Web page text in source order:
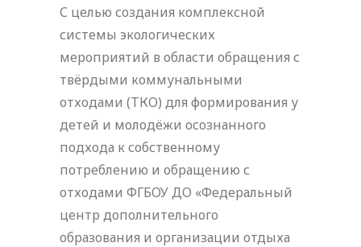
С целью создания комплексной
системы экологических
мероприятий в области обращения с
твёрдыми коммунальными
отходами (ТКО) для формирования у
детей и молодёжи осознанного
подхода к собственному
потреблению и обращению с
отходами ФГБОУ ДО «Федеральный
центр дополнительного
образования и организации отдыха